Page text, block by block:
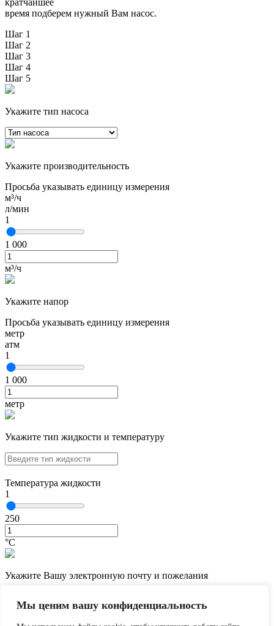
Мы ценим вашу конфиденциальность
кратчайшее
время подберем нужный Вам насос.
Шаг 1
Шаг 2
Шаг 3
Шаг 4
Шаг 5
Укажите тип насоса
Укажите производительность
Просьба указывать единицу измерения
м³/ч
л/мин
1
1 000
м³/ч
Укажите напор
Просьба указывать единицу измерения
метр
атм
1
1 000
метр
Укажите тип жидкости и температуру
Температура жидкости
1
250
°С
Укажите Вашу электронную почту и пожелания